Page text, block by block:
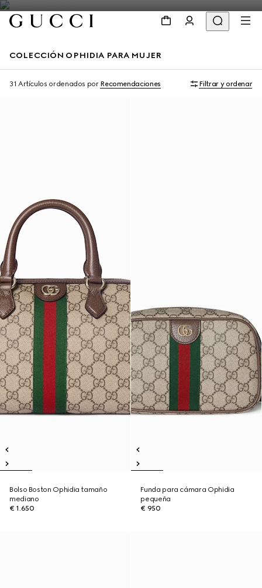
COLECCIÓN OPHIDIA PARA MUJER
31 Artículos ordenados por Recomendaciones Filtrar y ordenar
Personalizar con las iniciales
Bolso Boston Ophidia tamaño
mediano
€ 1.650
Personalizar con las iniciales
Funda para cámara Ophidia
pequeña
€ 950